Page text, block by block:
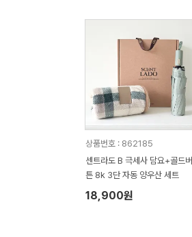
상품번호 : 862185
센트라도 B 극세사 담요+골드버
튼 8k 3단 자동 양우산 세트
18,900원